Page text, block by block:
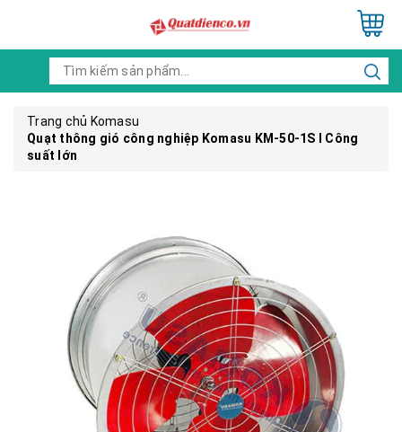
Trang chủ Komasu
Quạt thông gió công nghiệp Komasu KM-50-1S I Công
suất lớn